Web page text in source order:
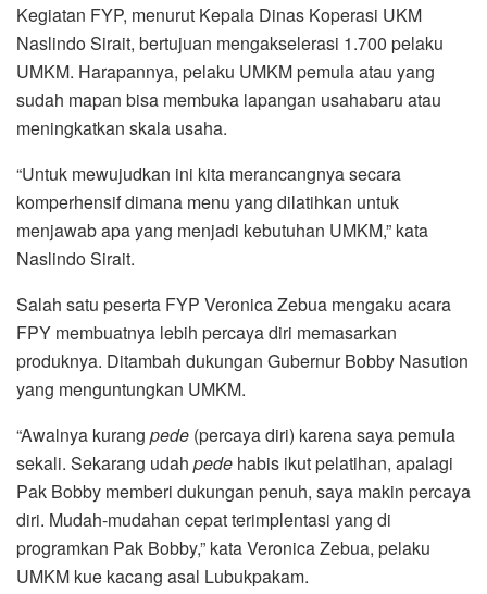
Kegiatan FYP, menurut Kepala Dinas Koperasi UKM
Naslindo Sirait, bertujuan mengakselerasi 1.700 pelaku
UMKM. Harapannya, pelaku UMKM pemula atau yang
sudah mapan bisa membuka lapangan usahabaru atau
meningkatkan skala usaha.
“Untuk mewujudkan ini kita merancangnya secara
komperhensif dimana menu yang dilatihkan untuk
menjawab apa yang menjadi kebutuhan UMKM,” kata
Naslindo Sirait.
Salah satu peserta FYP Veronica Zebua mengaku acara
FPY membuatnya lebih percaya diri memasarkan
produknya. Ditambah dukungan Gubernur Bobby Nasution
yang menguntungkan UMKM.
“Awalnya kurang pede (percaya diri) karena saya pemula
sekali. Sekarang udah pede habis ikut pelatihan, apalagi
Pak Bobby memberi dukungan penuh, saya makin percaya
diri. Mudah-mudahan cepat terimplentasi yang di
programkan Pak Bobby,” kata Veronica Zebua, pelaku
UMKM kue kacang asal Lubukpakam.